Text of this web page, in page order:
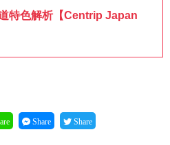
特色解析【Centrip Japan
Share Share